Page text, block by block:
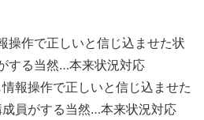
操作で正しいと信じ込ませた状
する当然…本来状況対応
報操作で正しいと信じ込ませた
員がする当然…本来状況対応